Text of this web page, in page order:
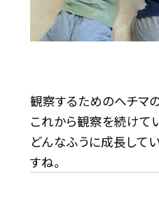
観察するためのヘチマ
これから観察を続けて
どんなふうに成長して
すね。